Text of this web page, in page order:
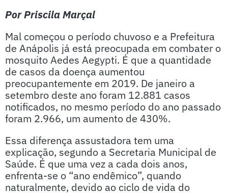
Por Priscila Marçal
Mal começou o período chuvoso e a Prefeitura
de Anápolis já está preocupada em combater o
mosquito Aedes Aegypti. É que a quantidade
de casos da doença aumentou
preocupantemente em 2019. De janeiro a
setembro deste ano foram 12.881 casos
notificados, no mesmo período do ano passado
foram 2.966, um aumento de 430%.
Essa diferença assustadora tem uma
explicação, segundo a Secretaria Municipal de
Saúde. É que uma vez a cada dois anos,
enfrenta-se o “ano endêmico”, quando
naturalmente, devido ao ciclo de vida do